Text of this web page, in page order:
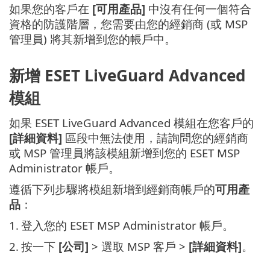
如果您的客戶在 [可用產品] 中沒有任何一個符合
資格的防護階層，您需要由您的經銷商 (或 MSP
管理員) 將其新增到您的帳戶中。
新增 ESET LiveGuard Advanced
模組
如果 ESET LiveGuard Advanced 模組在您客戶的
[詳細資料] 區段中無法使用，請詢問您的經銷商
或 MSP 管理員將該模組新增到您的 ESET MSP
Administrator 帳戶。
遵循下列步驟將模組新增到經銷商帳戶的可用產
品 ：
1. 登入您的 ESET MSP Administrator 帳戶。
2. 按一下 [公司] > 選取 MSP 客戶 > [詳細資料]。